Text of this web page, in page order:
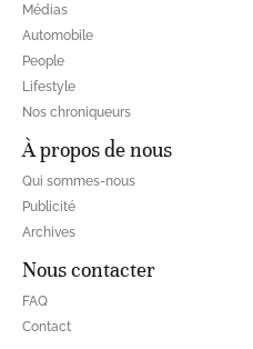
Médias
Automobile
People
Lifestyle
Nos chroniqueurs
À propos de nous
Qui sommes-nous
Publicité
Archives
Nous contacter
FAQ
Contact